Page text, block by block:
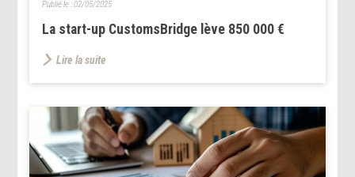
La start-up CustomsBridge lève 850 000 €
Publié le :02/05/2025
Lire la suite